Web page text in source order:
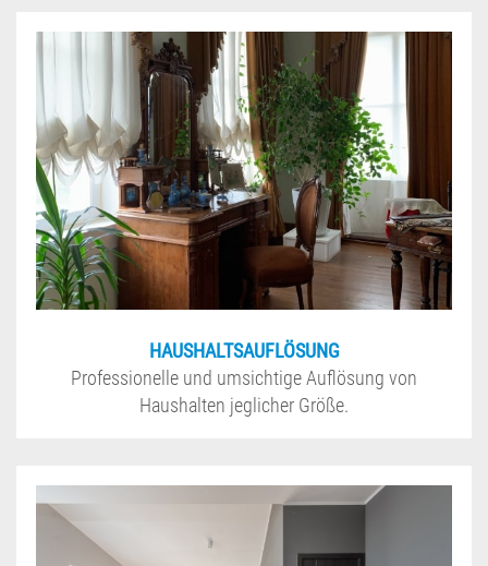
HAUSHALTSAUFLÖSUNG
Professionelle und umsichtige Auflösung von
Haushalten jeglicher Größe.